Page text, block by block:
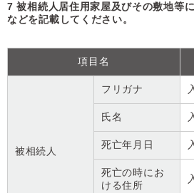
7 被相続人居住用家屋及びその敷地等
などを記載してください。
項目名
被相続人
フリガナ
氏名
死亡年月日
死亡の時にお
ける住所